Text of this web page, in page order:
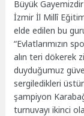
Büyük Gayemizdir
İzmir İl Millî
elde edilen bu
“Evlatlarımızın
alın teri dökerek
duyduğumuz
sergiledikleri
şampiyon
turnuvayı ikinci